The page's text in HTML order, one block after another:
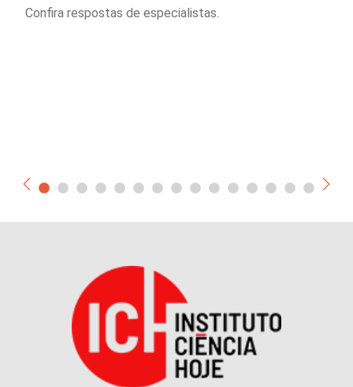
Confira respostas de especialistas.